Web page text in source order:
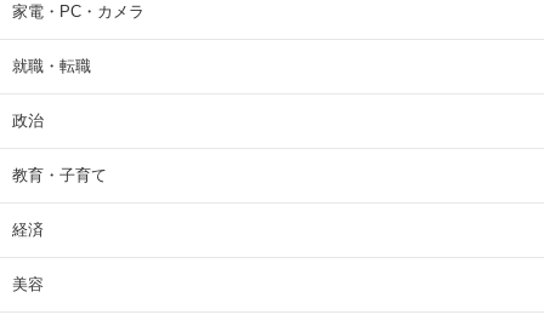
家電・PC・カメラ
就職・転職
政治
教育・子育て
経済
美容